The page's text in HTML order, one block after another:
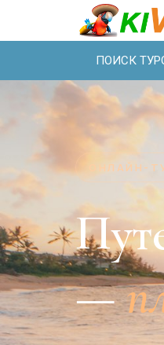
ПОИСК
ОНЛАЙН-
—